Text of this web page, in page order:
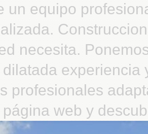
un equipo
necesita.
experiencia
profesionales
web y